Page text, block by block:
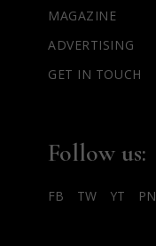
MAGAZINE
ADVERTISING
GET IN TOUCH
Follow us:
FB TW YT PN